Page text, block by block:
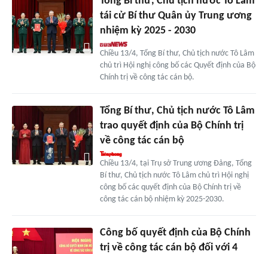
tái cử Bí thư Quân ủy Trung ương
nhiệm kỳ 2025 - 2030
Chiều 13/4, Tổng Bí thư, Chủ tịch nước Tô Lâm
chủ trì Hội nghị công bố các Quyết định của Bộ
Chính trị về công tác cán bộ.
Tổng Bí thư, Chủ tịch nước Tô Lâm
trao quyết định của Bộ Chính trị
về công tác cán bộ
Chiều 13/4, tại Trụ sở Trung ương Đảng, Tổng
Bí thư, Chủ tịch nước Tô Lâm chủ trì Hội nghị
công bố các quyết định của Bộ Chính trị về
công tác cán bộ nhiệm kỳ 2025-2030.
Công bố quyết định của Bộ Chính
trị về công tác cán bộ đối với 4